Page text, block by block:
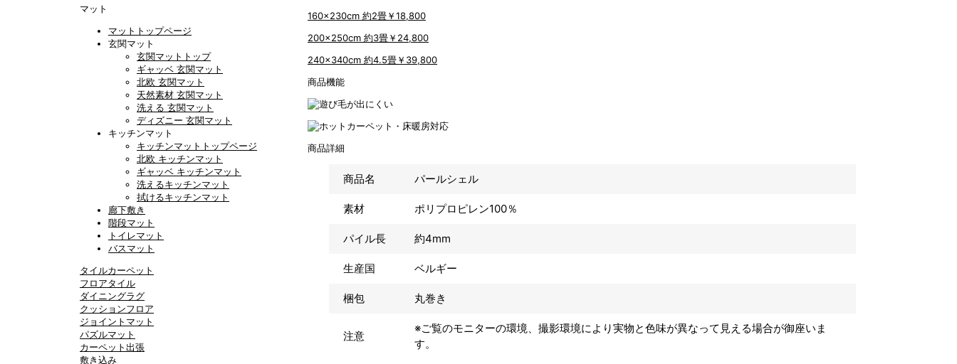
マット
マットトップページ
玄関マット
玄関マットトップ
ギャッベ 玄関マット
北欧 玄関マット
天然素材 玄関マット
洗える 玄関マット
ディズニー 玄関マット
キッチンマット
キッチンマットトップページ
北欧 キッチンマット
ギャッベ キッチンマット
洗えるキッチンマット
拭けるキッチンマット
廊下敷き
階段マット
トイレマット
バスマット
タイルカーペット
フロアタイル
ダイニングラグ
クッションフロア
ジョイントマット
パズルマット
カーペット出張
敷き込み
160x230cm 約2畳￥18,800
200x250cm 約3畳￥24,800
240x340cm 約4.5畳￥39,800
商品機能
商品詳細
商品名 パールシェル
素材 ポリプロピレン100％
パイル長 約4mm
生産国 ベルギー
梱包 丸巻き
注意
※ご覧のモニターの環境、撮影環境により実物と色味が異なって見える場合が御座いま
す。